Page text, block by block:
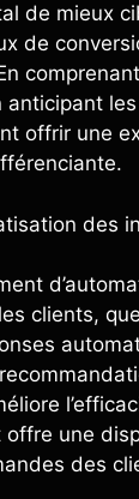
de mieux
de
offrir une
des
clients,
une
des